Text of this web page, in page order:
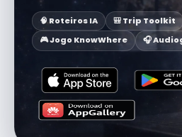
🧠 Roteiros IA
🎒 Trip Toolkit
🎮 Jogo KnowWhere
🎧